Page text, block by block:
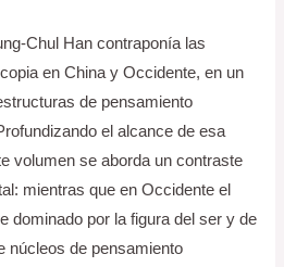
Chul Han contraponía las
en China y Occidente, en un
de pensamiento
el alcance de esa
volumen se aborda un contraste
mientras que en Occidente el
dominado por la figura del ser y de
núcleos de pensamiento